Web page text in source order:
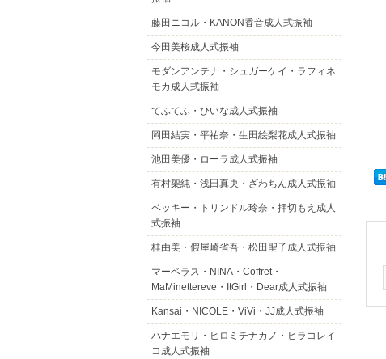
藤田ニコル・KANON香音成人式振袖
今田美桜成人式振袖
モダンアンテナ・シュガーケイ・ラフィネ
モカ成人式振袖
てふてふ・ひいな成人式振袖
岡田結実・平祐奈・生田絵梨花成人式振袖
池田美優・ローラ成人式振袖
有村架純・浅田真央・ざわちん成人式振袖
ベッキー・トリンドル玲奈・押切もえ成人
式振袖
桂由美・假屋崎省吾・松田聖子成人式振袖
マーベラス・NINA・Coffret・
MaMinettereve・ItGirl・Dear成人式振袖
Kansai・NICOLE・ViVi・JJ成人式振袖
ハナエモリ・ヒロミチナカノ・ヒラコレイ
コ成人式振袖